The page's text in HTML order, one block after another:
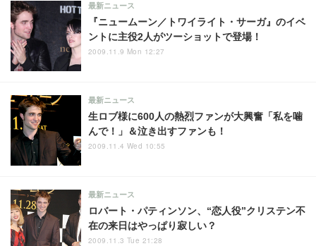
『ニュームーン／トワイライト・サーガ』のイベ
ントに主役2人がツーショットで登場！
最新ニュース
2009.11.9 Mon 12:27
生ロブ様に600人の熱烈ファンが大興奮「私を噛
んで！」＆泣き出すファンも！
最新ニュース
2009.11.4 Wed 10:55
ロバート・パティンソン、“恋人役”クリステン不
在の来日はやっぱり寂しい？
最新ニュース
2009.11.3 Tue 21:28